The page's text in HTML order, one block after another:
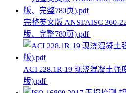
完整英文版 ANSI/AISC 360-
版、完整780页).pdf
ACI 228.1R-19 现浇混凝土强
版).pdf